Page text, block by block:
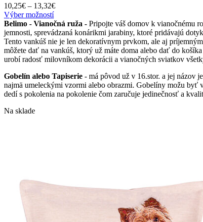
10,25€ – 13,32€Price
10,25€
through
13,32€
Výber možnostíTento
produkt
má
viacero
variantov.
Možnosti
môžete
vybrať
na
Belimo - Vianočná ruža - Pripojte váš domov k vianočnému
jemnosti, sprevádzaná konárikmi jarabiny, ktoré pridávajú
Tento vankúš nie je len dekoratívnym prvkom, ale aj
môžete dať na vankúš, ktorý už máte doma alebo dať do
urobí radosť milovníkom dekorácii a vianočných sviatkov
Gobelín alebo Tapiserie - má pôvod už v 16.stor. a jej názov
najmä umeleckými vzormi alebo obrazmi. Gobelíny možu byť
dedí s pokolenia na pokolenie čom zaručuje jedinečnosť a
Na sklade